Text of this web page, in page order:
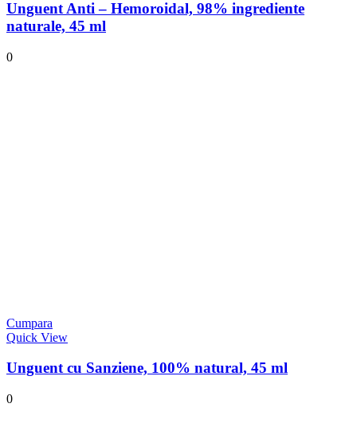
Unguent Anti – Hemoroidal, 98% ingrediente
naturale, 45 ml
0
Cumpara
Quick View
Unguent cu Sanziene, 100% natural, 45 ml
0